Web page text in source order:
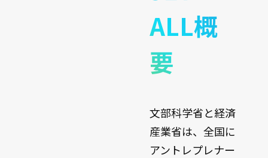
ALL概
要
文部科学省と経済
産業省は、全国に
アントレプレナー